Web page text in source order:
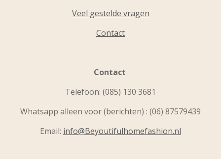
Veel gestelde vragen
Contact
Contact
Telefoon: (085) 130 3681
Whatsapp alleen voor (berichten) : (06) 87579439
Email: info@Beyoutifulhomefashion.nl